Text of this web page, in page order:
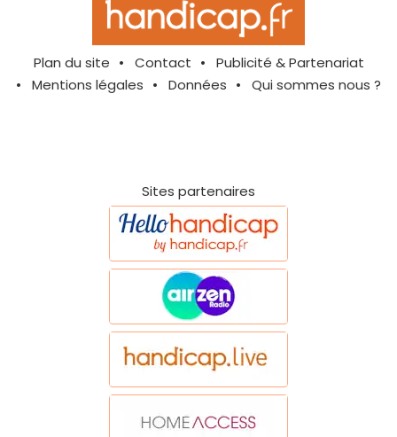
Plan du site Contact
Publicité & Partenariat
Mentions légales
Données Qui sommes nous ?
Sites partenaires